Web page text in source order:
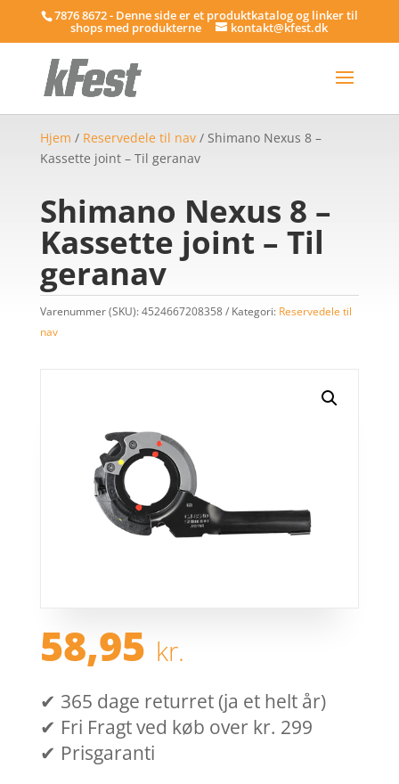
7876 8672 - Denne side er et produktkatalog og linker til
shops med produkterne kontakt@kfest.dk
Hjem / Reservedele til nav/ Shimano Nexus 8 –
Kassette joint – Til geranav
Shimano Nexus 8 –
Kassette joint – Til
geranav
Varenummer (SKU):4524667208358 Kategori: Reservedele til
nav
58,95 kr.
✔ 365 dage returret (ja et helt år)
✔ Fri Fragt ved køb over kr. 299
✔ Prisgaranti